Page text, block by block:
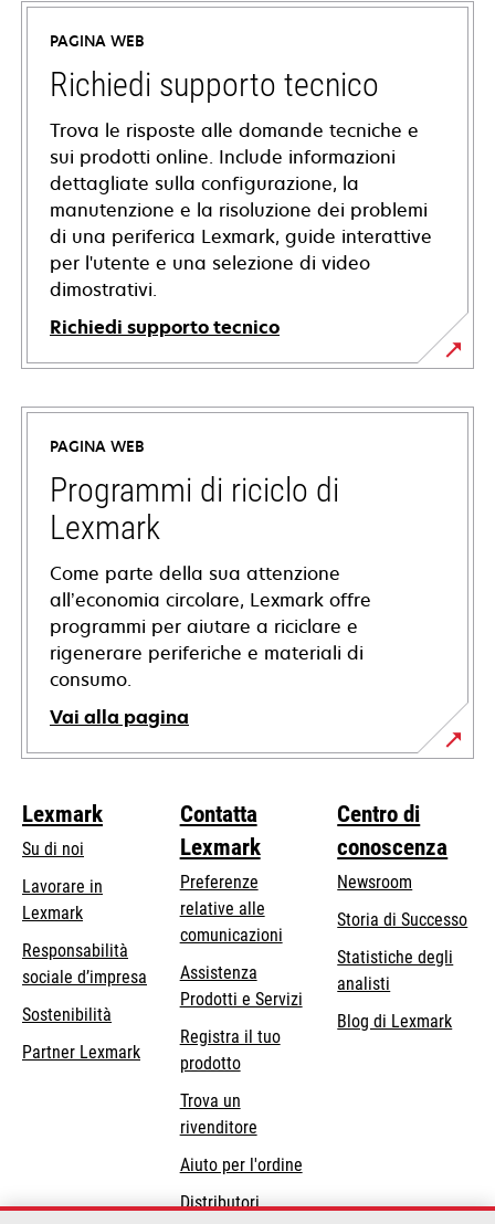
PAGINA WEB
Richiedi supporto tecnico
Trova le risposte alle domande tecniche e
sui prodotti online. Include informazioni
dettagliate sulla configurazione, la
manutenzione e la risoluzione dei problemi
di una periferica Lexmark, guide interattive
per l'utente e una selezione di video
dimostrativi.
Richiedi supporto tecnico
si
apre
una
nuova
scheda
PAGINA WEB
Programmi di riciclo di
Lexmark
Come parte della sua attenzione
all’economia circolare, Lexmark offre
programmi per aiutare a riciclare e
rigenerare periferiche e materiali di
consumo.
Vai alla pagina
Lexmark
Su di noi
Lavorare in
Lexmark
Responsabilità
sociale d’impresa
scheda
Sostenibilità
Partner Lexmark
Contatta
Lexmark
Preferenze
relative alle
comunicazioni
Assistenza
Prodotti e Servizi
Registra il tuo
prodotto
Trova un
rivenditore
Aiuto per l'ordine
Distributori
Centro di
conoscenza
Newsroom
Storia di Successo
Statistiche degli
analisti
Blog di Lexmark